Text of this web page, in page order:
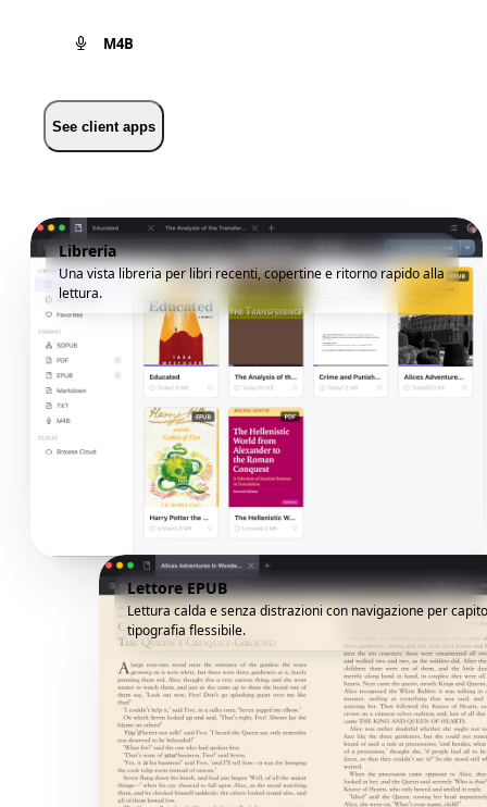
M4B
See client apps
Libreria
Una vista libreria per libri recenti, copertine e ritorno rapido alla
lettura.
Lettore EPUB
Lettura calda e senza distrazioni con navigazione per
tipografia flessibile.